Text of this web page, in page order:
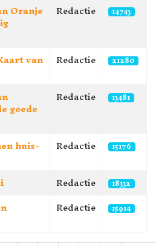
Oranje Redactie 14743
van Redactie 21280
goede
Redactie 13481
huis- Redactie 15176
Redactie 18332
Redactie 15914